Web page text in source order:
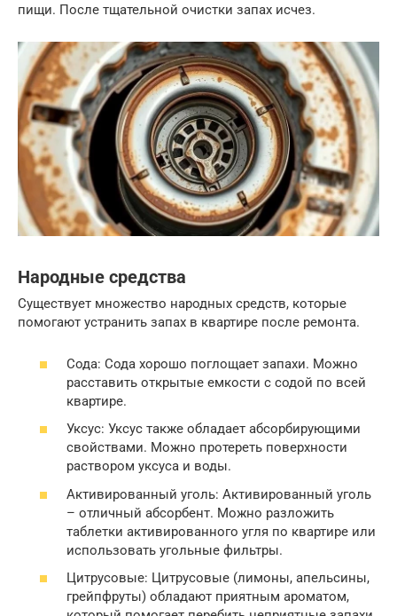
пищи. После тщательной очистки запах исчез.
Народные средства
Существует множество народных средств, которые
помогают устранить запах в квартире после ремонта.
Сода: Сода хорошо поглощает запахи. Можно
расставить открытые емкости с содой по всей
квартире.
Уксус: Уксус также обладает абсорбирующими
свойствами. Можно протереть поверхности
раствором уксуса и воды.
Активированный уголь: Активированный уголь
– отличный абсорбент. Можно разложить
таблетки активированного угля по квартире или
использовать угольные фильтры.
Цитрусовые: Цитрусовые (лимоны, апельсины,
грейпфруты) обладают приятным ароматом,